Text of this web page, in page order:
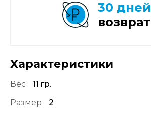
Характеристики
Вес
11 гр.
Размер
2
30 дней
возврат